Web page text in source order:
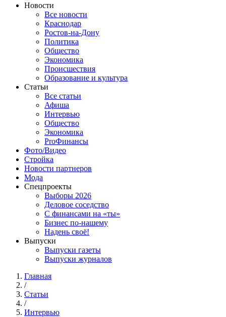
Новости
Все новости
Краснодар
Ростов-на-Дону
Политика
Общество
Экономика
Происшествия
Образование и культура
Статьи
Все статьи
Афиша
Интервью
Общество
Экономика
ProФинансы
Фото/Видео
Стройка
Новости партнеров
Мода
Спецпроекты
Выборы 2026
Деловое соседство
С финансами на «ты»
Бизнес по-нашему
Надень своё!
Выпуски
Выпуски газеты
Выпуски журналов
Главная
/
Статьи
/
Интервью